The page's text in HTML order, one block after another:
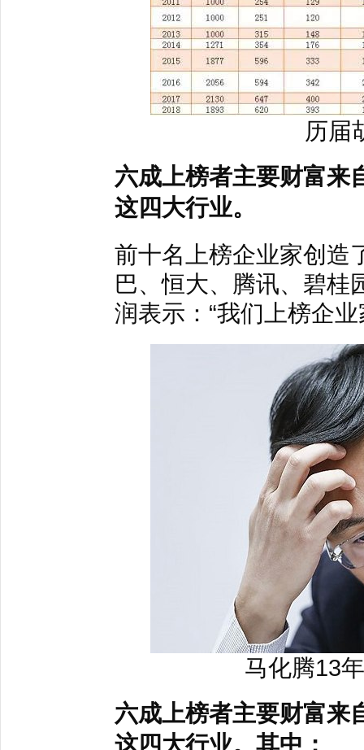
历届
六成上榜者主要财富来
这四大行业。
前十名上榜企业家创造
巴、恒大、腾讯、碧桂
润表示：“我们上榜企
马化腾13
六成上榜者主要财富来
这四大行业。其中：